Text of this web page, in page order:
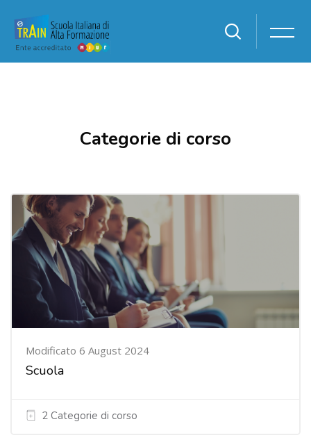
Categorie di corso
Modificato 6 August 2024
Scuola
2 Categorie di corso